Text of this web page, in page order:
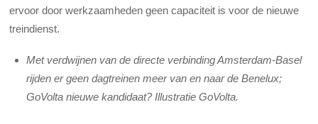
ervoor door werkzaamheden geen capaciteit is voor de nieuwe
treindienst.
Met verdwijnen van de directe verbinding Amsterdam-Basel
rijden er geen dagtreinen meer van en naar de Benelux;
GoVolta nieuwe kandidaat? Illustratie GoVolta.